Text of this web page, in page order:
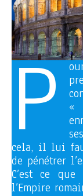
P
«
cela, il lui
de pénétrer
C’est ce
l’Empire